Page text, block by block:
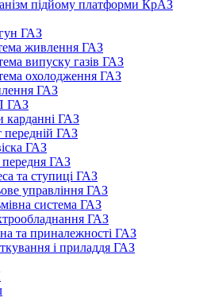
підйому платформи КрАЗ
ГАЗ
живлення ГАЗ
випуску газів ГАЗ
охолодження ГАЗ
ГАЗ
ГАЗ
карданні ГАЗ
передній ГАЗ
ГАЗ
передня ГАЗ
та ступиці ГАЗ
управління ГАЗ
система ГАЗ
ГАЗ
та приналежності ГАЗ
і приладдя ГАЗ